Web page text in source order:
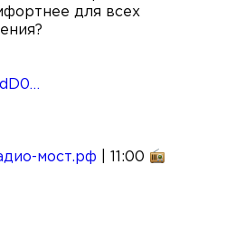
для всех
мост.рф | 11:00